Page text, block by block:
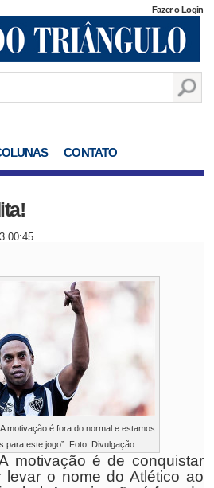
Fazer o Login
CONTATO
00:45
motivação é fora do normal e estamos
para este jogo”. Foto: Divulgação
motivação é de conquistar
o nome do Atlético ao